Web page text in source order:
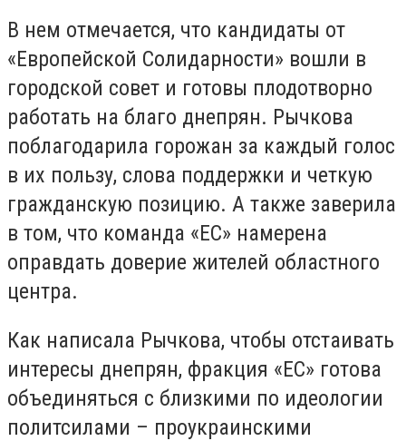
В нем отмечается, что кандидаты от
«Европейской Солидарности» вошли в
городской совет и готовы плодотворно
работать на благо днепрян. Рычкова
поблагодарила горожан за каждый голос
в их пользу, слова поддержки и четкую
гражданскую позицию. А также заверила
в том, что команда «ЕС» намерена
оправдать доверие жителей областного
центра.
Как написала Рычкова, чтобы отстаивать
интересы днепрян, фракция «ЕС» готова
объединяться с близкими по идеологии
политсилами – проукраинскими